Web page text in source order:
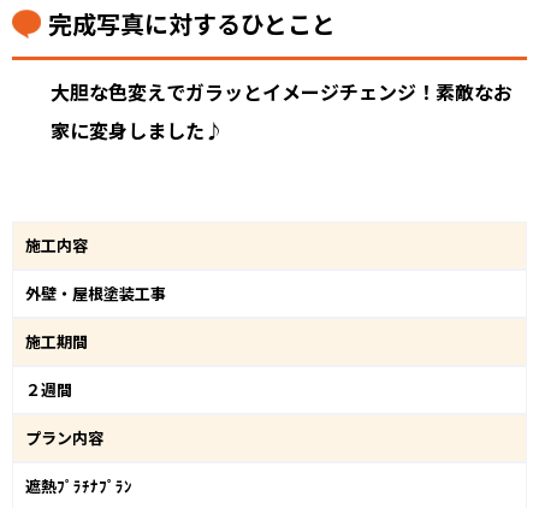
完成写真に対するひとこと
大胆な色変えでガラッとイメージチェンジ！素敵なお
家に変身しました♪
施工内容
外壁・屋根塗装工事
施工期間
２週間
プラン内容
遮熱ﾌﾟﾗﾁﾅﾌﾟﾗﾝ